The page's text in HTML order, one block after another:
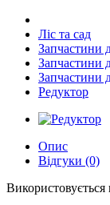
Ліс та сад
Запчастини
Запчастини
Запчастини
Редуктор
Опис
Відгуки (0)